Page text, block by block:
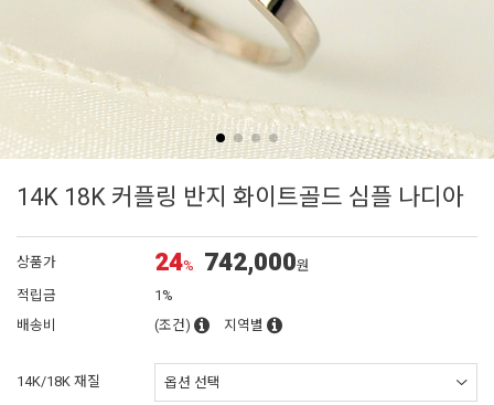
14K 18K 커플링 반지 화이트골드 심플 나디아
상품가 24% 742,000원
적립금
1%
배송비
(조건) 지역별
14K/18K 재질